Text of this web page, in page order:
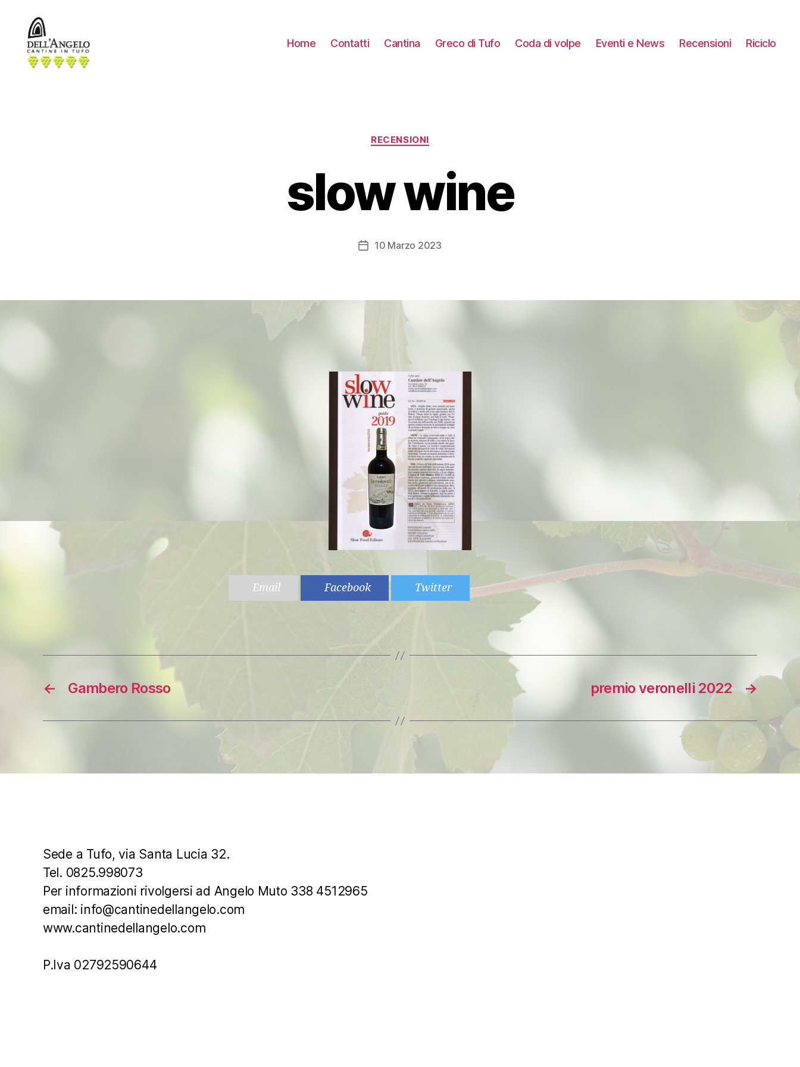
Home Contatti Cantina Greco di Tufo Coda di volpe Eventi e News Recensioni Riciclo
Categorie
RECENSIONI
slow wine
Data10 Marzo 2023
Email Facebook Twitter
← Gambero Rosso →
premio veronelli 2022
Sede a Tufo, via Santa Lucia 32.
Tel. 0825.998073
Per informazioni rivolgersi ad Angelo Muto 338 4512965
email: info@cantinedellangelo.com
www.cantinedellangelo.com
P.Iva 02792590644